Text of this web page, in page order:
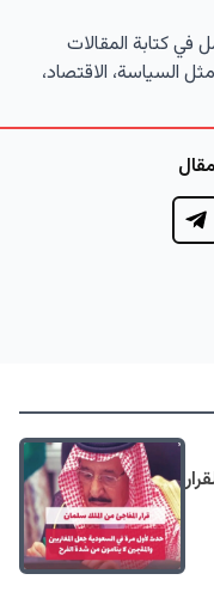
كتابة المقالات
السياسة، الاقتصاد،